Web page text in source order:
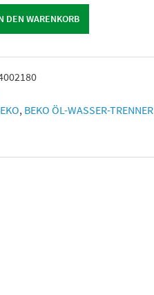
DEN WARENKORB
, BEKO ÖL-WASSER-TRENNER